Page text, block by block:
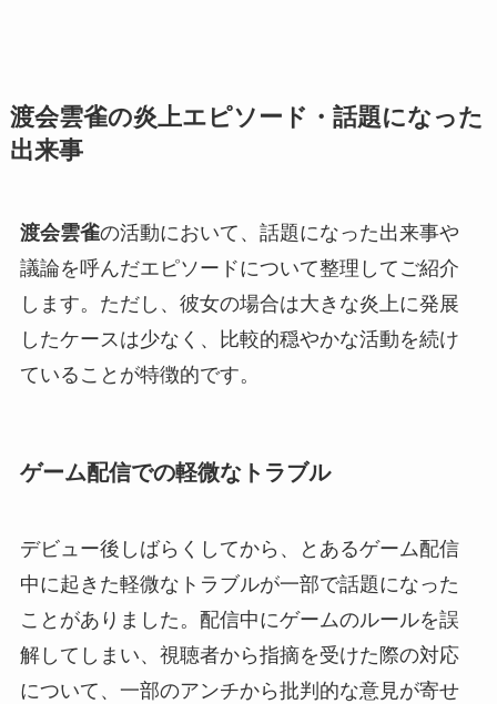
渡会雲雀の炎上エピソード・話題になった
出来事
渡会雲雀の活動において、話題になった出来事や
議論を呼んだエピソードについて整理してご紹介
します。ただし、彼女の場合は大きな炎上に発展
したケースは少なく、比較的穏やかな活動を続け
ていることが特徴的です。
ゲーム配信での軽微なトラブル
デビュー後しばらくしてから、とあるゲーム配信
中に起きた軽微なトラブルが一部で話題になった
ことがありました。配信中にゲームのルールを誤
解してしまい、視聴者から指摘を受けた際の対応
について、一部のアンチから批判的な意見が寄せ